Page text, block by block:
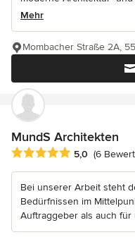
Mehr
Mombacher Straße 2A,
MundS Architekten
Durchschnittliche
5,0 (6
Bei unserer Arbeit steht
Bedürfnissen im
Auftraggeber als auch für